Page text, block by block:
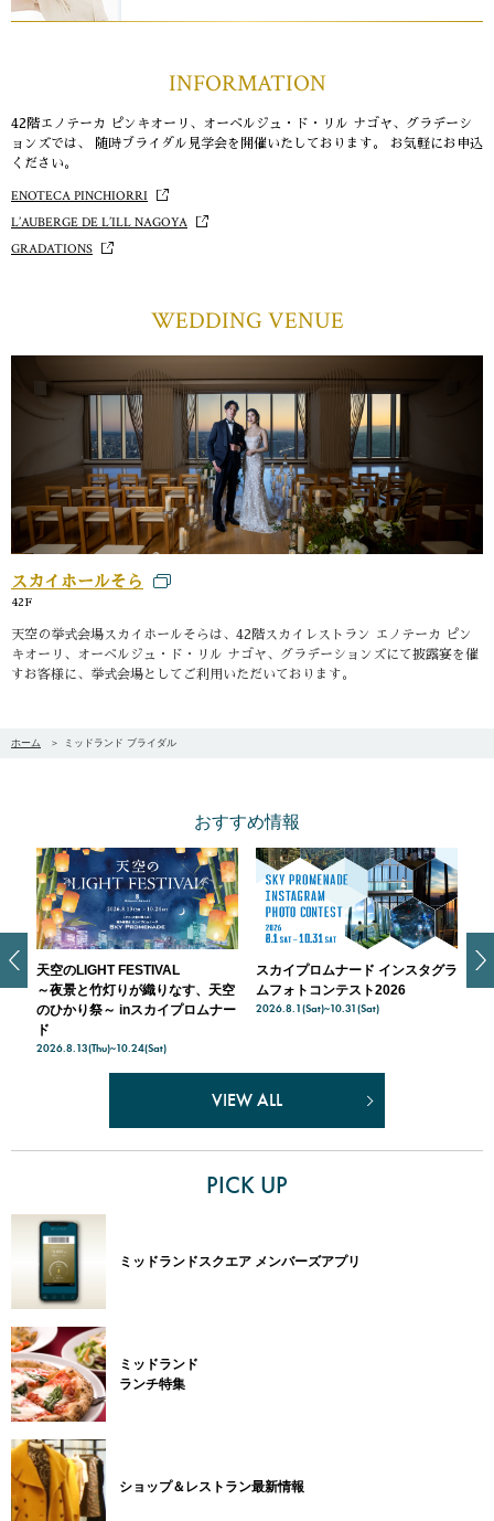
INFORMATION
42階エノテーカ ピンキオーリ、オーベルジュ・ド・リル ナゴヤ、グラデーシ
ョンズでは、 随時ブライダル見学会を開催いたしております。 お気軽にお申込
ください。
ENOTECA PINCHIORRI
L’AUBERGE DE L’ILL NAGOYA
GRADATIONS
WEDDING VENUE
スカイホールそら
42F
天空の挙式会場スカイホールそらは、42階スカイレストラン エノテーカ ピン
キオーリ、オーベルジュ・ド・リル ナゴヤ、グラデーションズにて披露宴を催
すお客様に、挙式会場としてご利用いただいております。
ホーム ミッドランド ブライダル
おすすめ情報
天空のLIGHT FESTIVAL
～夜景と竹灯りが織りなす、天空
のひかり祭～ inスカイプロムナー
ド
2026.8.13(Thu)~10.24(Sat)
スカイプロムナード インスタグラ
ムフォトコンテスト2026
2026.8.1(Sat)~10.31(Sat)
メ
名
VIEW ALL
PICK UP
ミッドランドスクエア メンバーズアプリ
ミッドランド
ランチ特集
ショップ＆レストラン最新情報